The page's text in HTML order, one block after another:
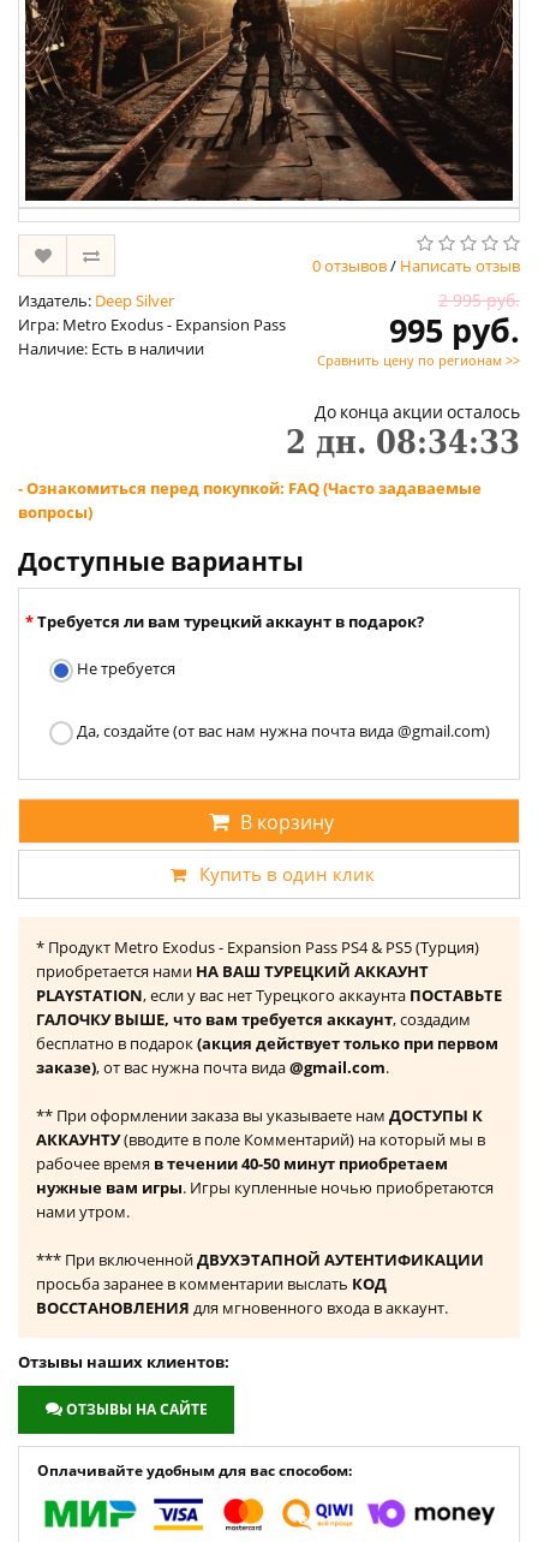
0 отзывов/ Написать отзыв
Издатель: Deep Silver
Игра: Metro Exodus - Expansion Pass
Наличие: Есть в наличии
2 995 руб.
995 руб.
Сравнить цену по регионам >>
До конца акции осталось
2 дн. 08:34:32
- Ознакомиться перед покупкой: FAQ (Часто задаваемые
вопросы)
Доступные варианты
Требуется ли вам турецкий аккаунт в подарок?
Не требуется
Да, создайте (от вас нам нужна почта вида @gmail.com)
В корзину
Купить в один клик
* Продукт Metro Exodus - Expansion Pass PS4 & PS5 (Турция)
приобретается нами НА ВАШ ТУРЕЦКИЙ АККАУНТ
PLAYSTATION, если у вас нет Турецкого аккаунта ПОСТАВЬТЕ
ГАЛОЧКУ ВЫШЕ, что вам требуется аккаунт, создадим
бесплатно в подарок(акция действует только при первом
заказе), от вас нужна почта вида@gmail.com.
** При оформлении заказа вы указываете нам ДОСТУПЫ К
АККАУНТУ(вводите в поле Комментарий) на который мы в
рабочее время в течении 40-50 минут приобретаем
нужные вам игры. Игры купленные ночью приобретаются
нами утром.
*** При включеннойДВУХЭТАПНОЙ АУТЕНТИФИКАЦИИ
просьба заранее в комментарии выслать КОД
ВОССТАНОВЛЕНИЯ для мгновенного входа в аккаунт.
Отзывы наших клиентов:
ОТЗЫВЫ НА САЙТЕ
Оплачивайте удобным для вас способом: